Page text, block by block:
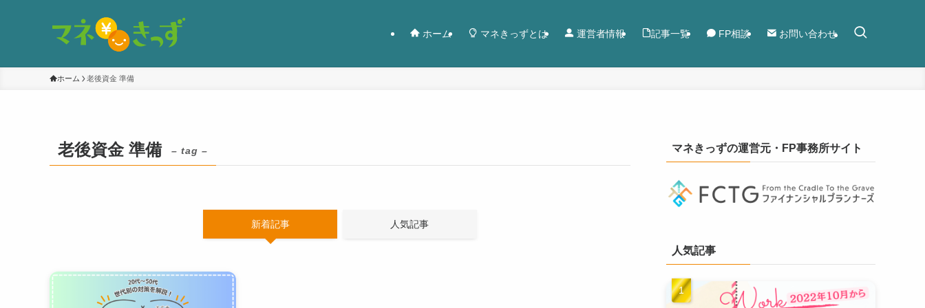
ホーム マネきっずとは 運営者情報 記事一覧 FP相談 お問い合わせ
ホーム 老後資金 準備
老後資金 準備 – tag –
新着記事 人気記事
マネきっずの運営元・FP事務所サイト
人気記事